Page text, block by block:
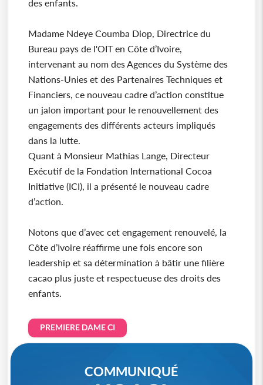
des enfants.
Madame Ndeye Coumba Diop, Directrice du
Bureau pays de l'OIT en Côte d’Ivoire,
intervenant au nom des Agences du Système des
Nations-Unies et des Partenaires Techniques et
Financiers, ce nouveau cadre d’action constitue
un jalon important pour le renouvellement des
engagements des différents acteurs impliqués
dans la lutte.
Quant à Monsieur Mathias Lange, Directeur
Exécutif de la Fondation International Cocoa
Initiative (ICI), il a présenté le nouveau cadre
d’action.
Notons que d’avec cet engagement renouvelé, la
Côte d’Ivoire réaffirme une fois encore son
leadership et sa détermination à bâtir une filière
cacao plus juste et respectueuse des droits des
enfants.
PREMIERE DAME CI
COMMUNIQUÉ